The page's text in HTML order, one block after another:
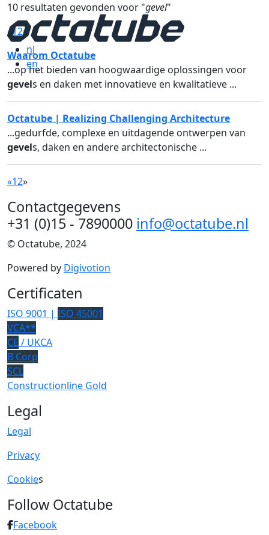
nl
en
10 resultaten gevonden voor "gevel"
« 12»
Waarom Octatube
...op het bieden van hoogwaardige oplossingen voor
gevels en daken met innovatieve en kwalitatieve ...
Octatube | Realizing Challenging Architecture
...gedurfde, complexe en uitdagende ontwerpen van
gevels, daken en andere architectonische ...
«12»
Contactgegevens
+31 (0)15 - 7890000 info@octatube.nl
© Octatube, 2024
Powered by Digivotion
Certificaten
ISO 9001 | ISO 45001
VCA**
CE / UKCA
B Corp
SCL
Constructionline Gold
Legal
Legal
Privacy
Cookies
Follow Octatube
Facebook